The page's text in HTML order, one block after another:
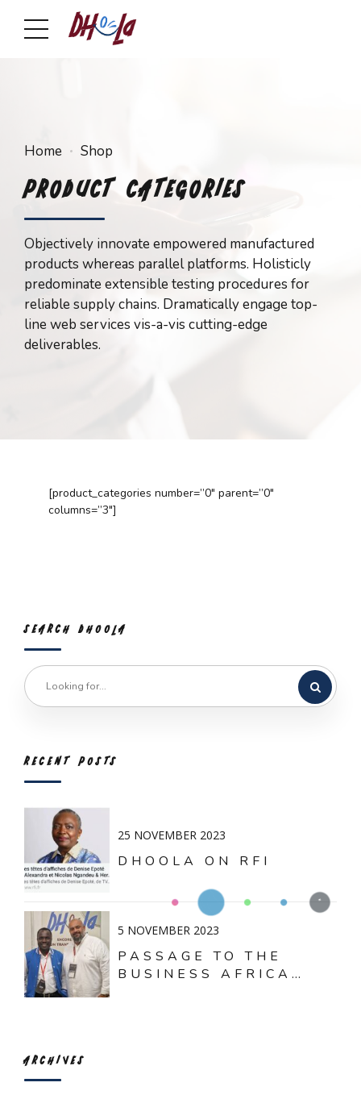
Home Shop
PRODUCT CATEGORIES
Objectively innovate empowered manufactured
products whereas parallel platforms. Holisticly
predominate extensible testing procedures for
reliable supply chains. Dramatically engage top-
line web services vis-a-vis cutting-edge
deliverables.
[product_categories number=”0″ parent=”0″
columns=”3″]
SEARCH DHOOLA
RECENT POSTS
25 NOVEMBER 2023
DHOOLA ON RFI
5 NOVEMBER 2023
PASSAGE TO THE
BUSINESS AFRICA
ARCHIVES